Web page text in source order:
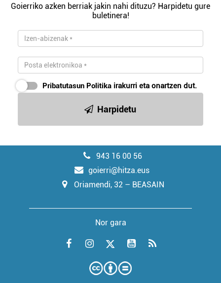
Goierriko azken berriak jakin nahi dituzu? Harpidetu gure
buletinera!
Pribatutasun Politika irakurri eta onartzen dut.
Harpidetu
943 16 00 56
goierri@hitza.eus
Oriamendi, 32 – BEASAIN
Nor gara